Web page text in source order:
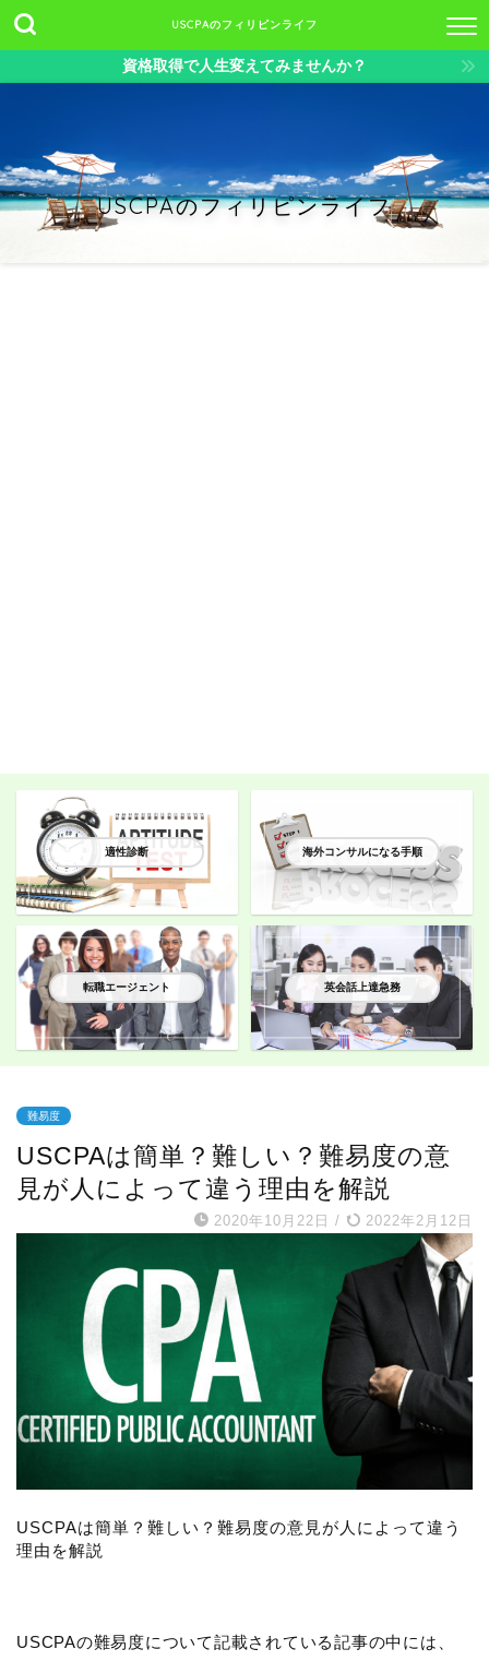
USCPAのフィリピンライフ
資格取得で人生変えてみませんか？
USCPAのフィリピンライフ
適性診断 海外コンサルになる手順
転職エージェント 英会話上達急務
難易度
USCPAは簡単？難しい？難易度の意
見が人によって違う理由を解説
2020年10月22日 / 2022年2月12日
USCPAは簡単？難しい？難易度の意見が人によって違う
理由を解説
USCPAの難易度について記載されている記事の中には、